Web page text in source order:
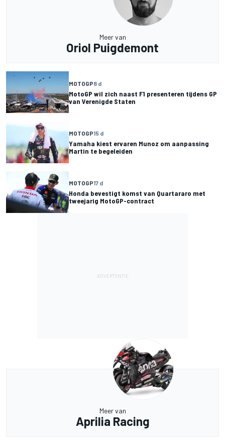
Meer van
Oriol Puigdemont
MOTOGP8 d
MotoGP wil zich naast F1 presenteren tijdens GP
van Verenigde Staten
MOTOGP15 d
Yamaha kiest ervaren Munoz om aanpassing
Martin te begeleiden
MOTOGP17 d
Honda bevestigt komst van Quartararo met
tweejarig MotoGP-contract
Meer van
Aprilia Racing